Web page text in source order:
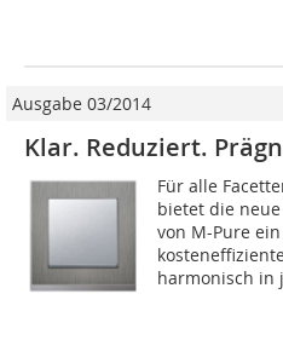
Ausgabe 03/2014
Klar. Reduziert.
Für alle
bietet die
von M-Pure
harmonisch in